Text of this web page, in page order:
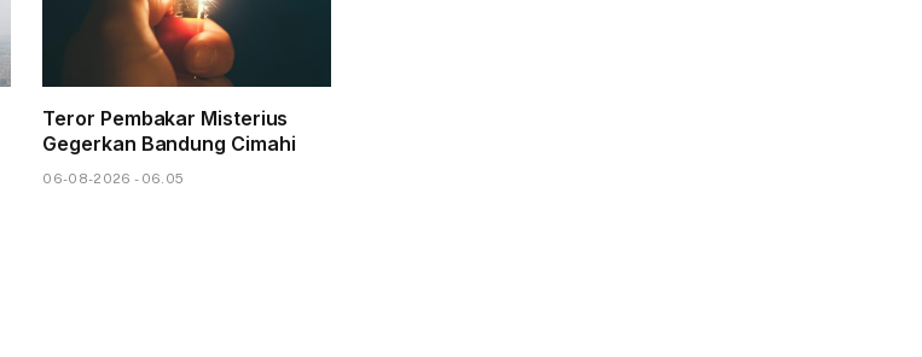
Teror Pembakar Misterius
Gegerkan Bandung Cimahi
06-08-2026 - 06.05